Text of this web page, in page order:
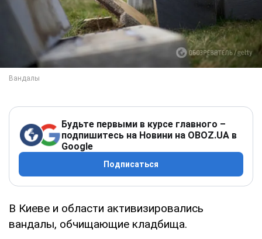
Будьте первыми в курсе главного –
подпишитесь на Новини на OBOZ.UA в
Google
Подписаться
В Киеве и области активизировались
вандалы, обчищающие кладбища.